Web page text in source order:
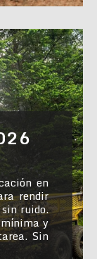
en
rendir
ruido.
y
Sin